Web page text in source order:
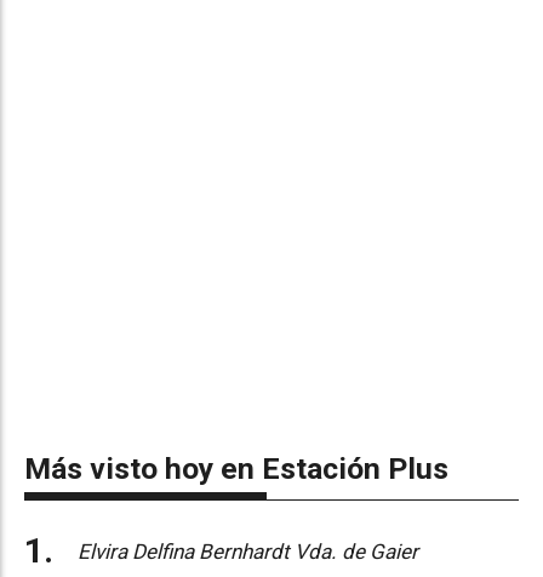
Más visto hoy en Estación Plus
Elvira Delfina Bernhardt Vda. de Gaier